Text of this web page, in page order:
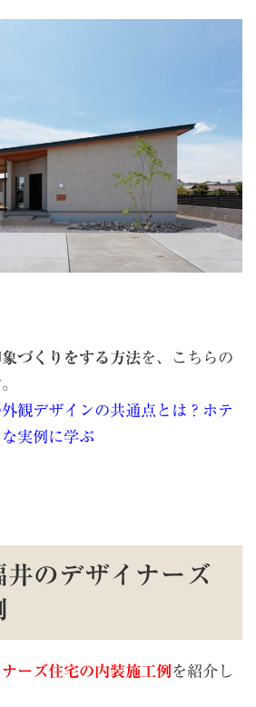
づくりをする方法を、こちらの
観デザインの共通点とは？ホテ
実例に学ぶ
井のデザイナーズ
ーズ住宅の内装施工例 を紹介し